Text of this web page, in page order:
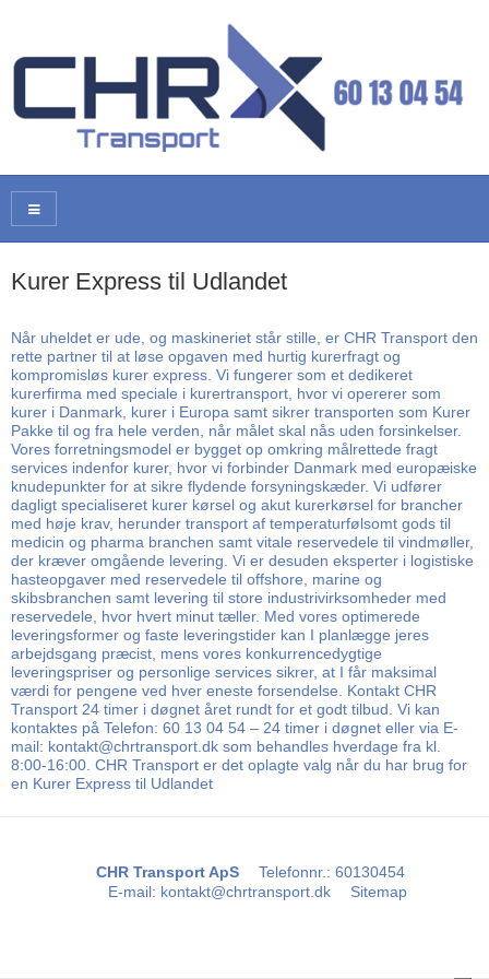
Kurer Express til Udlandet
Når uheldet er ude, og maskineriet står stille, er CHR Transport den
rette partner til at løse opgaven med hurtig kurerfragt og
kompromisløs kurer express. Vi fungerer som et dedikeret
kurerfirma med speciale i kurertransport, hvor vi opererer som
kurer i Danmark, kurer i Europa samt sikrer transporten som Kurer
Pakke til og fra hele verden, når målet skal nås uden forsinkelser.
Vores forretningsmodel er bygget op omkring målrettede fragt
services indenfor kurer, hvor vi forbinder Danmark med europæiske
knudepunkter for at sikre flydende forsyningskæder. Vi udfører
dagligt specialiseret kurer kørsel og akut kurerkørsel for brancher
med høje krav, herunder transport af temperaturfølsomt gods til
medicin og pharma branchen samt vitale reservedele til vindmøller,
der kræver omgående levering. Vi er desuden eksperter i logistiske
hasteopgaver med reservedele til offshore, marine og
skibsbranchen samt levering til store industrivirksomheder med
reservedele, hvor hvert minut tæller. Med vores optimerede
leveringsformer og faste leveringstider kan I planlægge jeres
arbejdsgang præcist, mens vores konkurrencedygtige
leveringspriser og personlige services sikrer, at I får maksimal
værdi for pengene ved hver eneste forsendelse. Kontakt CHR
Transport 24 timer i døgnet året rundt for et godt tilbud. Vi kan
kontaktes på Telefon: 60 13 04 54 – 24 timer i døgnet eller via E-
mail: kontakt@chrtransport.dk som behandles hverdage fra kl.
8:00-16:00. CHR Transport er det oplagte valg når du har brug for
en Kurer Express til Udlandet
CHR Transport ApS Telefonnr.: 60130454
E-mail: kontakt@chrtransport.dk Sitemap